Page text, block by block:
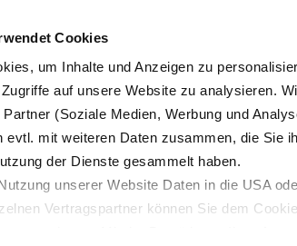
Cookies
um Inhalte und Anzeigen zu
auf unsere Website zu analysieren.
(Soziale Medien, Werbung und
evtl. mit weiteren Daten zusammen, die Sie
der Dienste gesammelt haben.
unserer Website Daten in die USA
Vertragspartner können Sie dem
Blog Servicedesk